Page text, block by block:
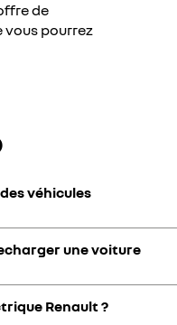
de
pourrez
véhicules
une autonomie maximale
Pour les amateurs de
une autonomie maximale
Si vous recherchez
une voiture
Renault dépend du
Renault ?